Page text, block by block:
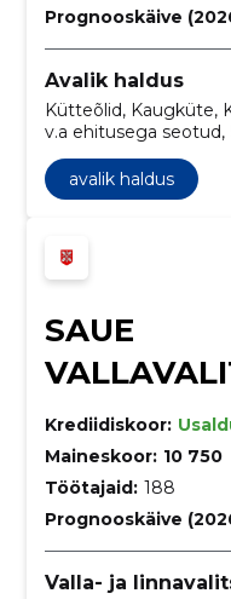
Prognooskäive
Avalik haldus
Kütteõlid, Kaugküte,
v.a ehitusega
ja
ja elektriliinide,
seotud hoonete
tehnilise
avalik haldus
SAUE
Krediidiskoor:
Maineskoor: 10 750
Töötajaid: 188
Prognooskäive
Valla- ja